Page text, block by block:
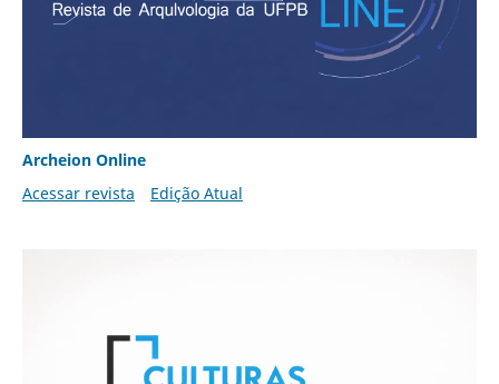
Archeion Online
Acessar revista
Edição Atual